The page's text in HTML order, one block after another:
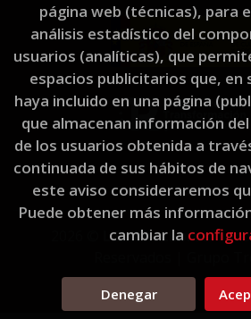
L'Eixam Llibres.
página web (técnicas), para
análisis estadístico del
usuarios (analíticas), que
espacios publicitarios que, en
haya incluido en una página
que almacenan información
de los usuarios obtenida a
continuada de sus hábitos de
este aviso consideraremos
Puede obtener más
cambiar la
Denegar